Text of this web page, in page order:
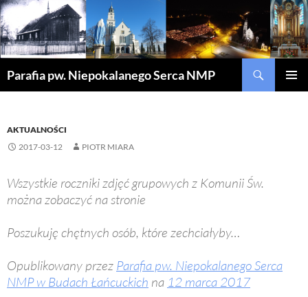
Parafia pw. Niepokalanego Serca NMP
AKTUALNOŚCI
2017-03-12
PIOTR MIARA
Wszystkie roczniki zdjęć grupowych z Komunii Św.
można zobaczyć na stronie
Poszukuję chętnych osób, które zechciałyby…
Opublikowany przez Parafia pw. Niepokalanego Serca
NMP w Budach Łańcuckich na 12 marca 2017